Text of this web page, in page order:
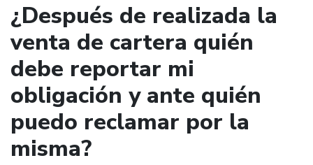
¿Después de realizada la
venta de cartera quién
debe reportar mi
obligación y ante quién
puedo reclamar por la
misma?